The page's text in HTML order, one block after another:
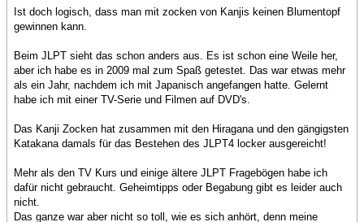
Ist doch logisch, dass man mit zocken von Kanjis keinen Blumentopf
gewinnen kann.
Beim JLPT sieht das schon anders aus. Es ist schon eine Weile her,
aber ich habe es in 2009 mal zum Spaß getestet. Das war etwas mehr
als ein Jahr, nachdem ich mit Japanisch angefangen hatte. Gelernt
habe ich mit einer TV-Serie und Filmen auf DVD's.
Das Kanji Zocken hat zusammen mit den Hiragana und den gängigsten
Katakana damals für das Bestehen des JLPT4 locker ausgereicht!
Mehr als den TV Kurs und einige ältere JLPT Fragebögen habe ich
dafür nicht gebraucht. Geheimtipps oder Begabung gibt es leider auch
nicht.
Das ganze war aber nicht so toll, wie es sich anhört, denn meine